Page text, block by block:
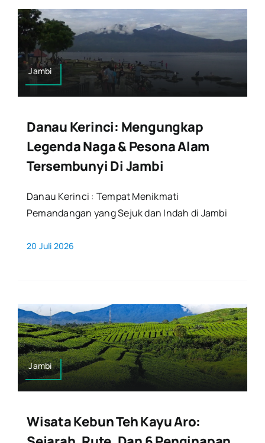
Jambi
Danau Kerinci: Mengungkap
Legenda Naga & Pesona Alam
Tersembunyi Di Jambi
Danau Kerinci : Tempat Menikmati
Pemandangan yang Sejuk dan Indah di Jambi
20 Juli 2026
Jambi
Wisata Kebun Teh Kayu Aro: